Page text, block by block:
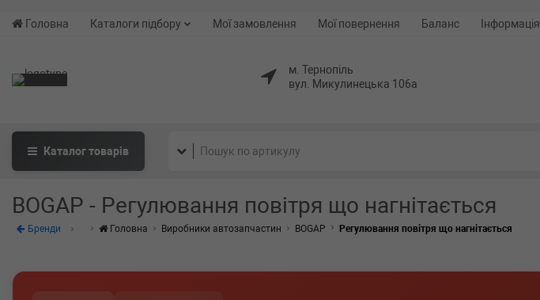
Головна Каталоги підбору Мої замовлення Мої повернення Баланс Інформація
м. Тернопіль
вул. Микулинецька 106а
Каталогтоварів
BOGAP - Регулювання повітря що нагнітається
Бренди Головна Виробники автозапчастин BOGAP Регулювання повітря що нагнітається